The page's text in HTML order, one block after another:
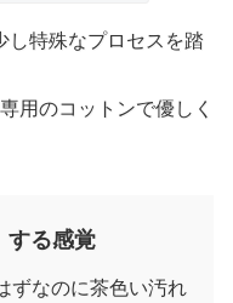
特殊なプロセスを踏
用のコットンで優しく
する感覚
ずなのに茶色い汚れ